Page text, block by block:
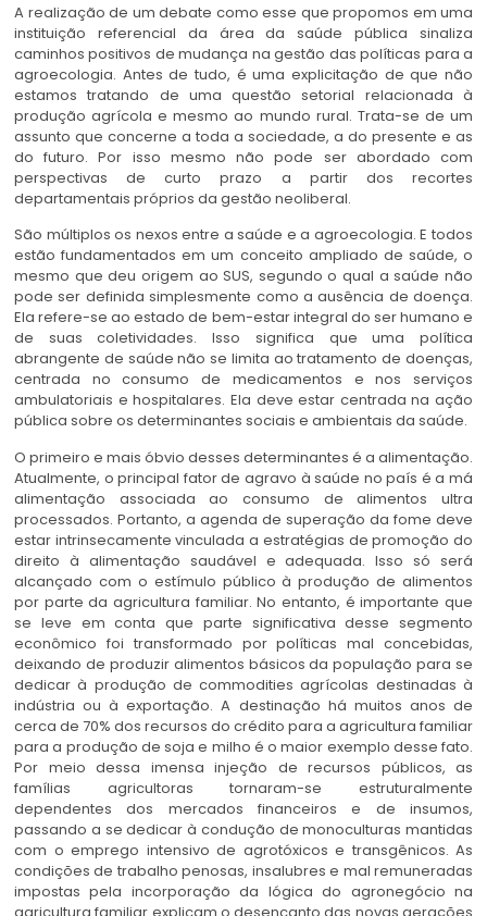
A realização de um debate como esse que propomos em uma
instituição referencial da área da saúde pública sinaliza
caminhos positivos de mudança na gestão das políticas para a
agroecologia. Antes de tudo, é uma explicitação de que não
estamos tratando de uma questão setorial relacionada à
produção agrícola e mesmo ao mundo rural. Trata-se de um
assunto que concerne a toda a sociedade, a do presente e as
do futuro. Por isso mesmo não pode ser abordado com
perspectivas de curto prazo a partir dos recortes
departamentais próprios da gestão neoliberal.
São múltiplos os nexos entre a saúde e a agroecologia. E todos
estão fundamentados em um conceito ampliado de saúde, o
mesmo que deu origem ao SUS, segundo o qual a saúde não
pode ser definida simplesmente como a ausência de doença.
Ela refere-se ao estado de bem-estar integral do ser humano e
de suas coletividades. Isso significa que uma política
abrangente de saúde não se limita ao tratamento de doenças,
centrada no consumo de medicamentos e nos serviços
ambulatoriais e hospitalares. Ela deve estar centrada na ação
pública sobre os determinantes sociais e ambientais da saúde.
O primeiro e mais óbvio desses determinantes é a alimentação.
Atualmente, o principal fator de agravo à saúde no país é a má
alimentação associada ao consumo de alimentos ultra
processados. Portanto, a agenda de superação da fome deve
estar intrinsecamente vinculada a estratégias de promoção do
direito à alimentação saudável e adequada. Isso só será
alcançado com o estímulo público à produção de alimentos
por parte da agricultura familiar. No entanto, é importante que
se leve em conta que parte significativa desse segmento
econômico foi transformado por políticas mal concebidas,
deixando de produzir alimentos básicos da população para se
dedicar à produção de commodities agrícolas destinadas à
indústria ou à exportação. A destinação há muitos anos de
cerca de 70% dos recursos do crédito para a agricultura familiar
para a produção de soja e milho é o maior exemplo desse fato.
Por meio dessa imensa injeção de recursos públicos, as
famílias agricultoras tornaram-se estruturalmente
dependentes dos mercados financeiros e de insumos,
passando a se dedicar à condução de monoculturas mantidas
com o emprego intensivo de agrotóxicos e transgênicos. As
condições de trabalho penosas, insalubres e mal remuneradas
impostas pela incorporação da lógica do agronegócio na
agricultura familiar explicam o desencanto das novas gerações